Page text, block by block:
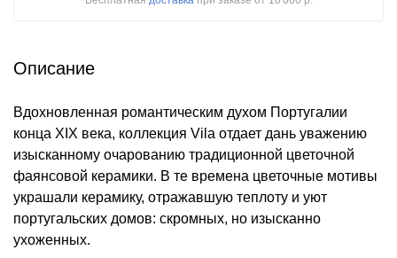
Описание
Вдохновленная романтическим духом Португалии
конца XIX века, коллекция Vila отдает дань уважению
изысканному очарованию традиционной цветочной
фаянсовой керамики. В те времена цветочные мотивы
украшали керамику, отражавшую теплоту и уют
португальских домов: скромных, но изысканно
ухоженных.